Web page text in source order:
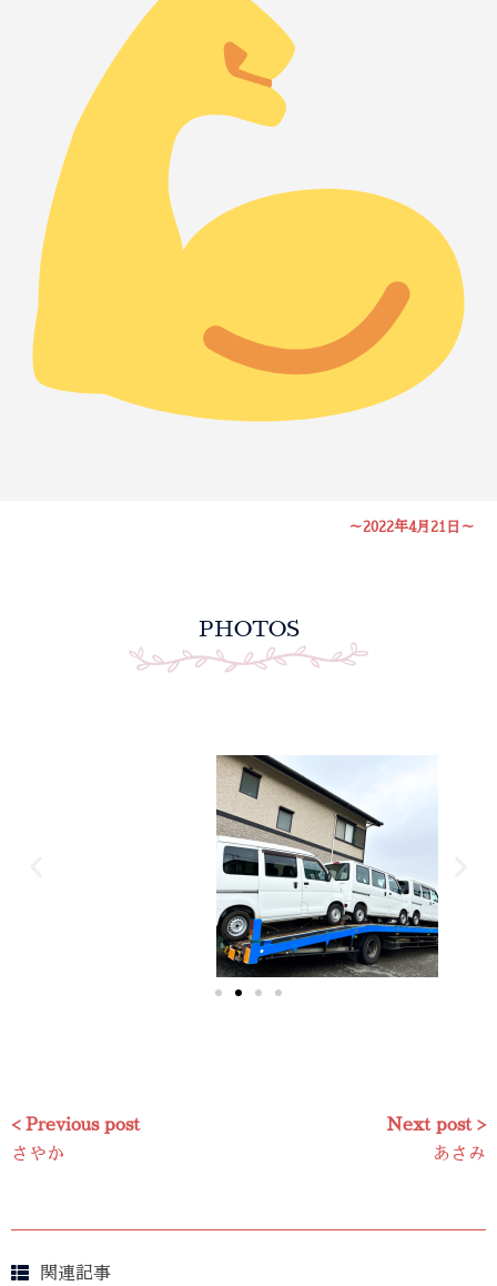
～2022年4月21日～
PHOTOS
< Previous post
さやか
Next post >
あさみ
関連記事